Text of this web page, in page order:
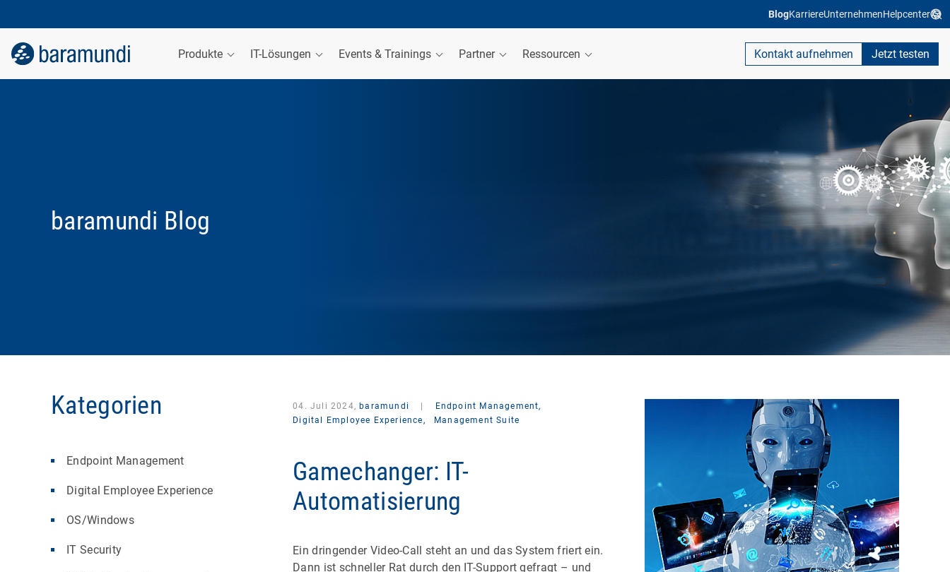
BlogKarriereUnternehmenHelpcenter
Produkte IT-Lösungen Events & Trainings Partner Ressourcen Kontakt aufnehmen Jetzt testen
baramundi Blog
Kategorien
Endpoint Management
Digital Employee Experience
OS/Windows
IT Security
04. Juli 2024, baramundi
Endpoint Management,
Digital Employee Experience,
Management Suite
Gamechanger: IT-
Automatisierung
Ein dringender Video-Call steht an und das System friert ein.
Dann ist schneller Rat durch den IT-Support gefragt – und